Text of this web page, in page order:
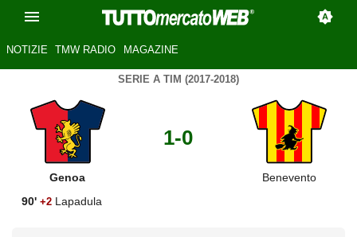
NOTIZIE TMW RADIO MAGAZINE
SERIE A TIM (2017-2018)
Genoa
1-0
Benevento
90' +2 Lapadula